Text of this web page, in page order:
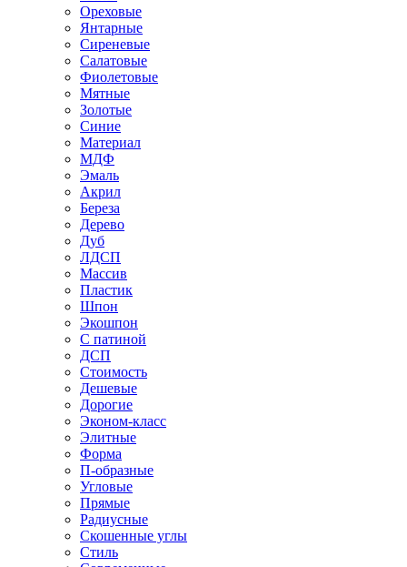
Ореховые
Янтарные
Сиреневые
Салатовые
Фиолетовые
Мятные
Золотые
Синие
Материал
МДФ
Эмаль
Акрил
Береза
Дерево
Дуб
ЛДСП
Массив
Пластик
Шпон
Экошпон
С патиной
ДСП
Стоимость
Дешевые
Дорогие
Эконом-класс
Элитные
Форма
П-образные
Угловые
Прямые
Радиусные
Скошенные углы
Стиль